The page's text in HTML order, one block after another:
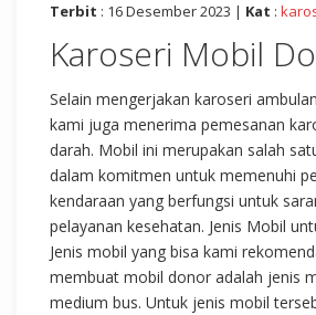
Terbit : 16 Desember 2023 | Kat :
Karoseri Mobil
Selain mengerjakan karoseri
kami juga menerima pemesanan
darah. Mobil ini merupakan salah
dalam komitmen untuk memenuhi
kendaraan yang berfungsi untuk
pelayanan kesehatan. Jenis Mobil
Jenis mobil yang bisa kami
membuat mobil donor adalah jenis
medium bus. Untuk jenis mobil